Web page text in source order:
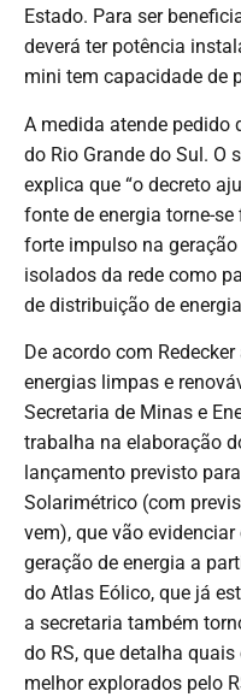
Estado. Para ser
deverá ter potência
mini tem capacidade de
A medida atende pedido
do Rio Grande do Sul. O
explica que “o decreto
fonte de energia torne-
forte impulso na
isolados da rede como
de distribuição de
De acordo com
energias limpas e
Secretaria de Minas e
trabalha na elaboração
lançamento previsto
Solarimétrico (com
vem), que vão
geração de energia a
do Atlas Eólico, que já
a secretaria também
do RS, que detalha
melhor explorados pelo